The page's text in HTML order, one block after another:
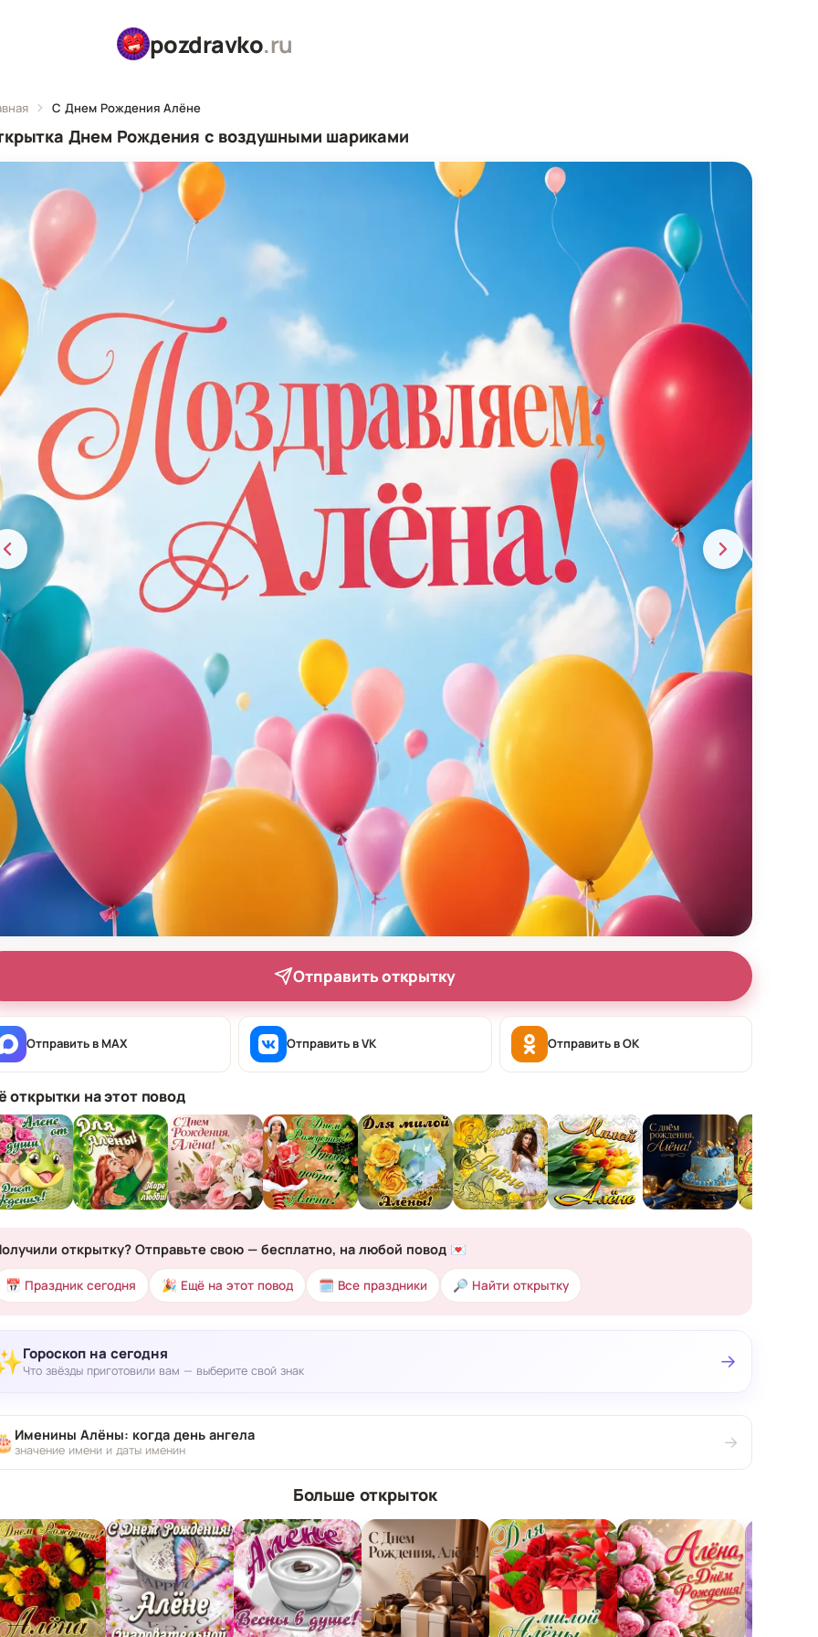
pozdravko.ru
С Днем Рождения Алёне
Днем Рождения с воздушными шариками
Отправить открытку
Отправить в MAX Отправить в VK Отправить в OK
открытки на этот повод
открытку? Отправьте свою — бесплатно, на любой повод 💌
📅 Праздник сегодня 🎉 Ещё на этот повод 🗓 Все праздники 🔎 Найти открытку
Гороскоп на сегодня
Что звёзды приготовили вам — выберите свой знак →
Именины Алёны: когда день ангела
значение имени и даты именин →
Больше открыток